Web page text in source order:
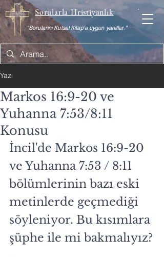
Sorularla Hristiyanlık
"Sorularını Kutsal Kitap'a uygun yanıtlar."
Yazı
Markos 16:9-20 ve
Yuhanna 7:53/8:11
Konusu
İncil'de Markos 16:9-20
ve Yuhanna 7:53 / 8:11
bölümlerinin bazı eski
metinlerde geçmediği
söyleniyor. Bu kısımlara
şüphe ile mi bakmalıyız?